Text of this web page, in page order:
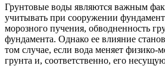
Грунтовые воды являются важным
учитывать при сооружении
морозного пучения, обводненность
фундамента. Однако ее влияние
том случае, если вода меняет физико-
грунта и, соответственно, его